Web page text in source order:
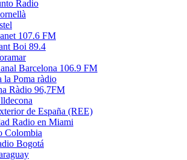
Radio
107.6 FM
Boi 89.4
Barcelona 106.9 FM
la Poma ràdio
Ràdio 96,7FM
de España (REE)
Radio en Miami
Colombia
Bogotá